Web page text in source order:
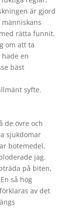
är gjord
rätta funnit.
om att ta
en
bäst
syfte.
de övre och
sjukdomar
botemedel,
jag.
på biten,
så hög
av det